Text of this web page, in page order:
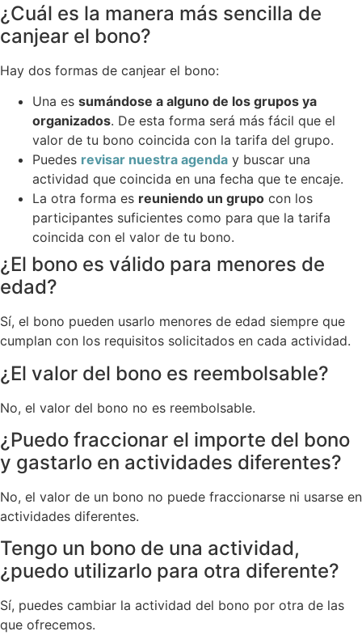
¿Cuál es la manera más sencilla de
canjear el bono?
Hay dos formas de canjear el bono:
Una es sumándose a alguno de los grupos ya
organizados. De esta forma será más fácil que el
valor de tu bono coincida con la tarifa del grupo.
Puedes revisar nuestra agenda y buscar una
actividad que coincida en una fecha que te encaje.
La otra forma es reuniendo un grupo con los
participantes suficientes como para que la tarifa
coincida con el valor de tu bono.
¿El bono es válido para menores de
edad?
Sí, el bono pueden usarlo menores de edad siempre que
cumplan con los requisitos solicitados en cada actividad.
¿El valor del bono es reembolsable?
No, el valor del bono no es reembolsable.
¿Puedo fraccionar el importe del bono
y gastarlo en actividades diferentes?
No, el valor de un bono no puede fraccionarse ni usarse en
actividades diferentes.
Tengo un bono de una actividad,
¿puedo utilizarlo para otra diferente?
Sí, puedes cambiar la actividad del bono por otra de las
que ofrecemos.